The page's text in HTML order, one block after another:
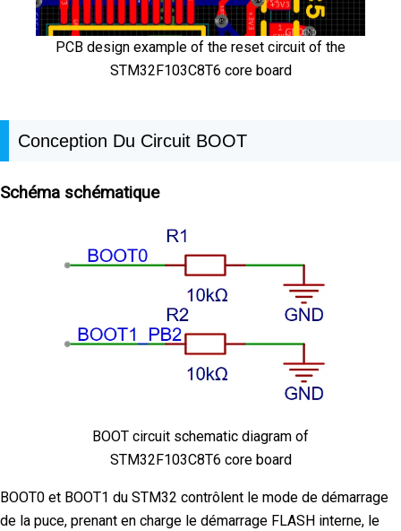
PCB design example of the reset circuit of the
STM32F103C8T6 core board
Conception Du Circuit BOOT
Schéma schématique
BOOT circuit schematic diagram of
STM32F103C8T6 core board
BOOT0 et BOOT1 du STM32 contrôlent le mode de démarrage
de la puce, prenant en charge le démarrage FLASH interne, le